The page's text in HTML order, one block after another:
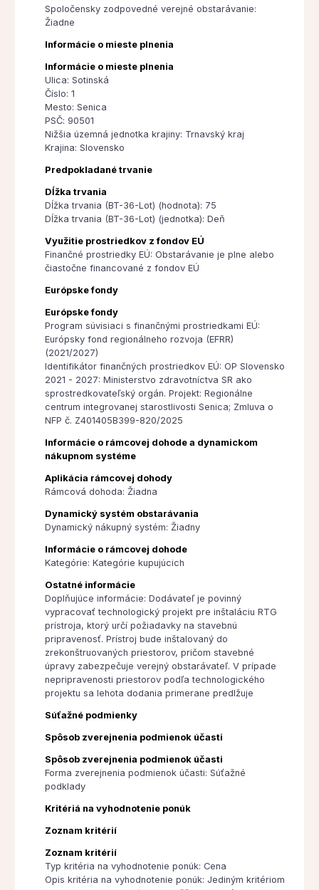
Spoločensky zodpovedné verejné obstarávanie:
Žiadne
Informácie o mieste plnenia
Informácie o mieste plnenia
Ulica: Sotinská
Číslo: 1
Mesto: Senica
PSČ: 90501
Nižšia územná jednotka krajiny: Trnavský kraj
Krajina: Slovensko
Predpokladané trvanie
Dĺžka trvania
Dĺžka trvania (BT-36-Lot) (hodnota): 75
Dĺžka trvania (BT-36-Lot) (jednotka): Deň
Využitie prostriedkov z fondov EÚ
Finančné prostriedky EÚ: Obstarávanie je plne alebo
čiastočne financované z fondov EÚ
Európske fondy
Európske fondy
Program súvisiaci s finančnými prostriedkami EÚ:
Európsky fond regionálneho rozvoja (EFRR)
(2021/2027)
Identifikátor finančných prostriedkov EÚ: OP Slovensko
2021 - 2027: Ministerstvo zdravotníctva SR ako
sprostredkovateľský orgán. Projekt: Regionálne
centrum integrovanej starostlivosti Senica; Zmluva o
NFP č. Z401405B399-820/2025
Informácie o rámcovej dohode a dynamickom
nákupnom systéme
Aplikácia rámcovej dohody
Rámcová dohoda: Žiadna
Dynamický systém obstarávania
Dynamický nákupný systém: Žiadny
Informácie o rámcovej dohode
Kategórie: Kategórie kupujúcich
Ostatné informácie
Doplňujúce informácie: Dodávateľ je povinný
vypracovať technologický projekt pre inštaláciu RTG
prístroja, ktorý určí požiadavky na stavebnú
pripravenosť. Prístroj bude inštalovaný do
zrekonštruovaných priestorov, pričom stavebné
úpravy zabezpečuje verejný obstarávateľ. V prípade
nepripravenosti priestorov podľa technologického
projektu sa lehota dodania primerane predlžuje
Súťažné podmienky
Spôsob zverejnenia podmienok účasti
Spôsob zverejnenia podmienok účasti
Forma zverejnenia podmienok účasti: Súťažné
podklady
Kritériá na vyhodnotenie ponúk
Zoznam kritérií
Zoznam kritérií
Typ kritéria na vyhodnotenie ponúk: Cena
Opis kritéria na vyhodnotenie ponúk: Jediným kritériom